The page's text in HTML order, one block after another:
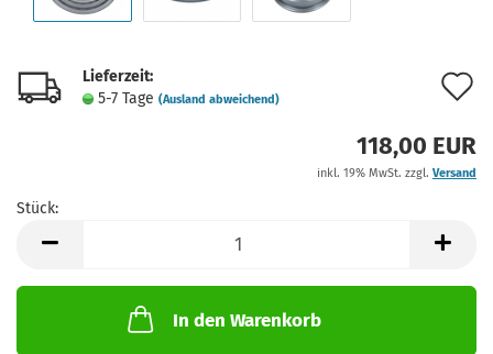
Lieferzeit:
5-7 Tage (Ausland abweichend)
118,00 EUR
inkl. 19% MwSt. zzgl. Versand
Stück:
In den Warenkorb